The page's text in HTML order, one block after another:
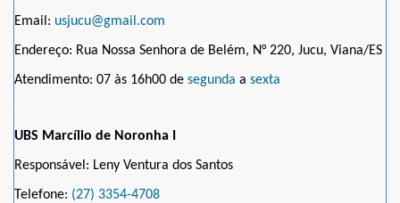
Email: usjucu@gmail.com
Endereço: Rua Nossa Senhora de Belém, N° 220, Jucu, Viana/ES
Atendimento: 07 às 16h00 de segunda a sexta
UBS Marcílio de Noronha I
Responsável: Leny Ventura dos Santos
Telefone: (27) 3354-4708